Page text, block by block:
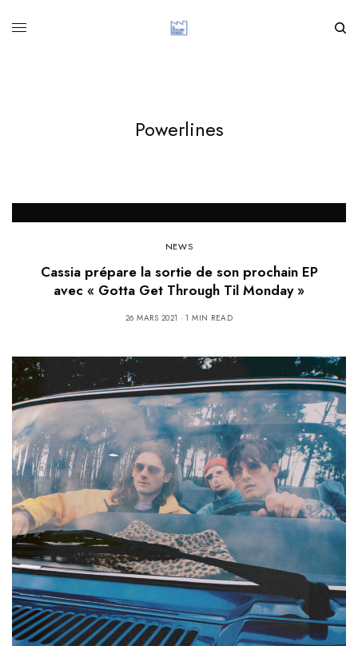
Powerlines
NEWS
Cassia prépare la sortie de son prochain EP
avec « Gotta Get Through Til Monday »
26 MARS 2021 1 MIN READ